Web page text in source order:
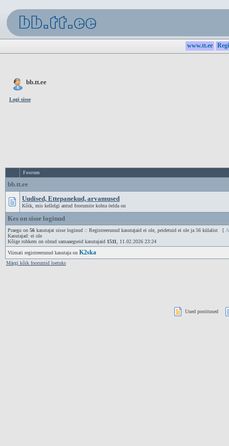
www.tt.ee
bb.tt.ee
Logi sisse
Foorum
bb.tt.ee
Uudised, Ettepanekud, arvamused
Kõik, mis kellelgi antud foorumite kohta öelda on
Kes on sisse loginud
Praegu on 56 kasutajat sisse loginud :: Registreerunud kasutajaid ei ole, peidetuid ei ole ja 56 külalist [
Kasutajad: ei ole
Kõige rohkem on olnud samaaegseid kasutajaid 1511 , 11.02.2026 23:24
Viimati registreerunud kasutaja on K2ska
Märgi kõik foorumid loetuks
Uued postitused